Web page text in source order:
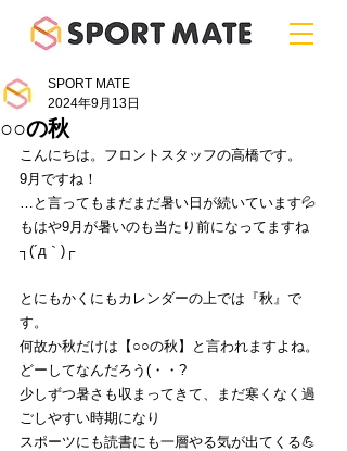
○○の秋
SPORT MATE
2024年9月13日
こんにちは。フロントスタッフの高橋です。
9月ですね！
…と言ってもまだまだ暑い日が続いています💦
もはや9月が暑いのも当たり前になってますね
┐(´д｀)┌
とにもかくにもカレンダーの上では『秋』で
す。
何故か秋だけは【○○の秋】と言われますよね。
どーしてなんだろう(・・?
少しずつ暑さも収まってきて、まだ寒くなく過
ごしやすい時期になり
スポーツにも読書にも一層やる気が出てくる💪